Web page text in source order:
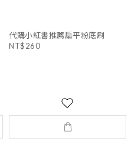
代購小紅書推薦扁平粉底刷
NT$260